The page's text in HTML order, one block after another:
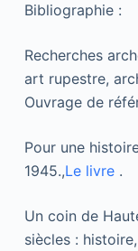
Bibliographie :
Recherches
art rupestre,
Ouvrage de
Pour une
1945.,Le livre .
Un coin de
siècles :